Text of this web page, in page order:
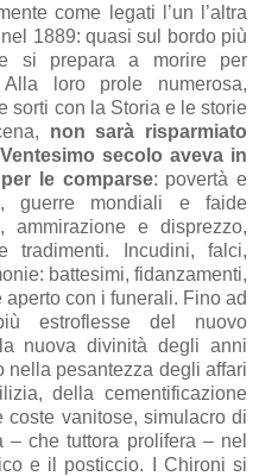
come legati l’un l’altra
1889: quasi sul bordo più
si prepara a morire per
loro prole numerosa,
sorti con la Storia e le storie
non sarà risparmiato
secolo aveva in
le comparse: povertà e
guerre mondiali e faide
ammirazione e disprezzo,
tradimenti. Incudini, falci,
battesimi, fidanzamenti,
con i funerali. Fino ad
estroflesse del nuovo
nuova divinità degli anni
nella pesantezza degli affari
della cementificazione
vanitose, simulacro di
che tuttora prolifera – nel
e il posticcio. I Chironi si